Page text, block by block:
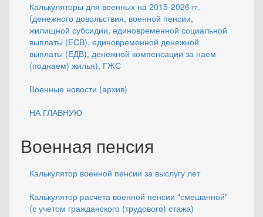
Калькуляторы для военных на 2015-2026 гг.
(денежного довольствия, военной пенсии,
жилищной субсидии, единовременной социальной
выплаты (ЕСВ), единовременной денежной
выплаты (ЕДВ), денежной компенсации за наем
(поднаем) жилья), ГЖС
Военные новости (архив)
НА ГЛАВНУЮ
Военная пенсия
Калькулятор военной пенсии за выслугу лет
Калькулятор расчета военной пенсии "смешанной"
(с учетом гражданского (трудового) стажа)